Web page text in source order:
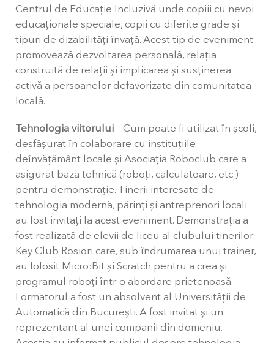
Centrul de Educație Incluzivă unde copiii cu nevoi
educaționale speciale, copii cu diferite grade și
tipuri de dizabilități învață. Acest tip de eveniment
promovează dezvoltarea personală, relația
construită de relații și implicarea și susținerea
activă a persoanelor defavorizate din comunitatea
locală.
Tehnologia viitorului – Cum poate fi utilizat în școli,
desfășurat în colaborare cu instituțiile
deînvățământ locale și Asociația Roboclub care a
asigurat baza tehnică (roboți, calculatoare, etc.)
pentru demonstrație. Tinerii interesate de
tehnologia modernă, părinți și antreprenori locali
au fost invitați la acest eveniment. Demonstrația a
fost realizată de elevii de liceu al clubului tinerilor
Key Club Rosiori care, sub îndrumarea unui trainer,
au folosit Micro:Bit și Scratch pentru a crea și
programul roboți într-o abordare prietenoasă.
Formatorul a fost un absolvent al Universității de
Automatică din București. A fost invitat și un
reprezentant al unei companii din domeniu.